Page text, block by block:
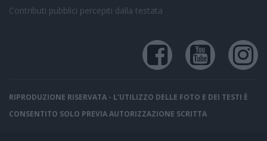
Contributi pubblici percepiti dalla testata
RIPRODUZIONE RISERVATA - L'UTILIZZO DELLE FOTO E DEI TESTI È
CONSENTITO SOLO PREVIA AUTORIZZAZIONE SCRITTA